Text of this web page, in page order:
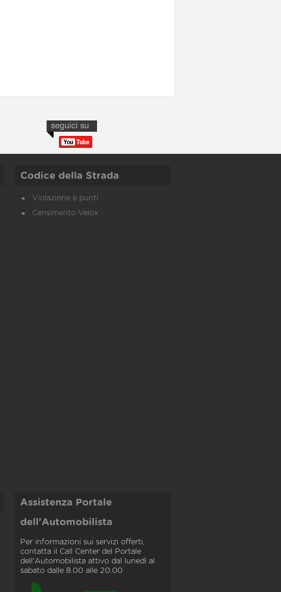
Codice della Strada
Violazione e punti
Censimento Velox
Assistenza Portale
dell'Automobilista
Per informazioni sui servizi offerti,
contatta il Call Center del Portale
dell'Automobilista attivo dal lunedì al
sabato dalle 8.00 alle 20.00